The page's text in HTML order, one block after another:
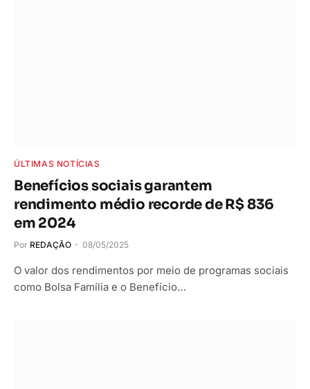
ÚLTIMAS NOTÍCIAS
Benefícios sociais garantem
rendimento médio recorde de R$ 836
em 2024
Por REDAÇÃO 08/05/2025
O valor dos rendimentos por meio de programas sociais
como Bolsa Família e o Benefício…